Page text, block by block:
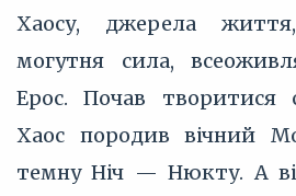
Хаосу, джерела
могутня сила,
Ерос. Почав творитися
Хаос породив вічний
темну Ніч — Нюкту. А